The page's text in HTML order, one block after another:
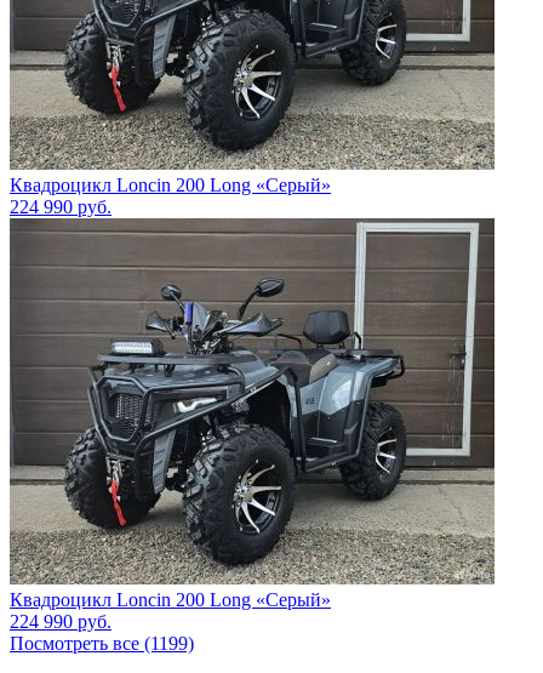
Квадроцикл Loncin 200 Long «Серый»
224 990 руб.
Квадроцикл Loncin 200 Long «Серый»
224 990 руб.
Посмотреть все (1199)